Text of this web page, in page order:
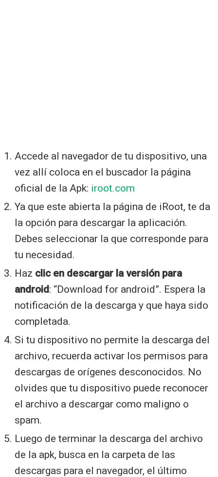
Accede al navegador de tu dispositivo, una
vez allí coloca en el buscador la página
oficial de la Apk: iroot.com
Ya que este abierta la página de iRoot, te da
la opción para descargar la aplicación.
Debes seleccionar la que corresponde para
tu necesidad.
Haz clic en descargar la versión para
android: “Download for android”. Espera la
notificación de la descarga y que haya sido
completada.
Si tu dispositivo no permite la descarga del
archivo, recuerda activar los permisos para
descargas de orígenes desconocidos. No
olvides que tu dispositivo puede reconocer
el archivo a descargar como maligno o
spam.
Luego de terminar la descarga del archivo
de la apk, busca en la carpeta de las
descargas para el navegador, el último